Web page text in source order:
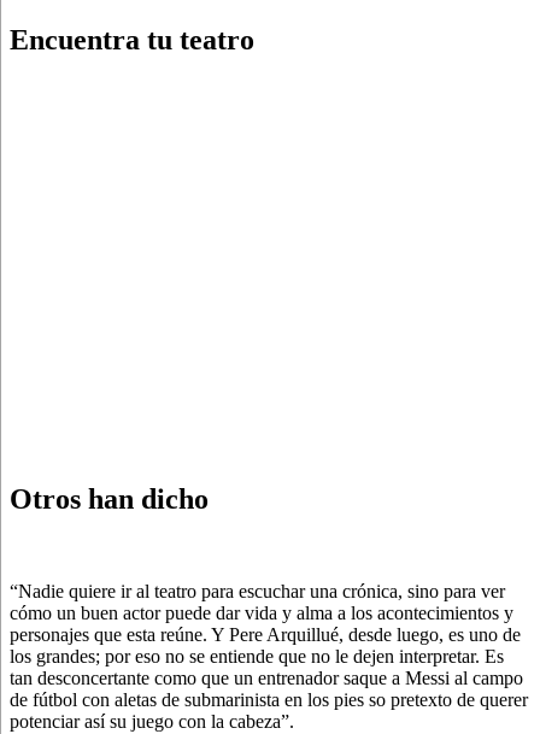
Encuentra tu teatro
Otros han dicho
“Nadie quiere ir al teatro para escuchar una crónica, sino para ver
cómo un buen actor puede dar vida y alma a los acontecimientos y
personajes que esta reúne. Y Pere Arquillué, desde luego, es uno de
los grandes; por eso no se entiende que no le dejen interpretar. Es
tan desconcertante como que un entrenador saque a Messi al campo
de fútbol con aletas de submarinista en los pies so pretexto de querer
potenciar así su juego con la cabeza”.